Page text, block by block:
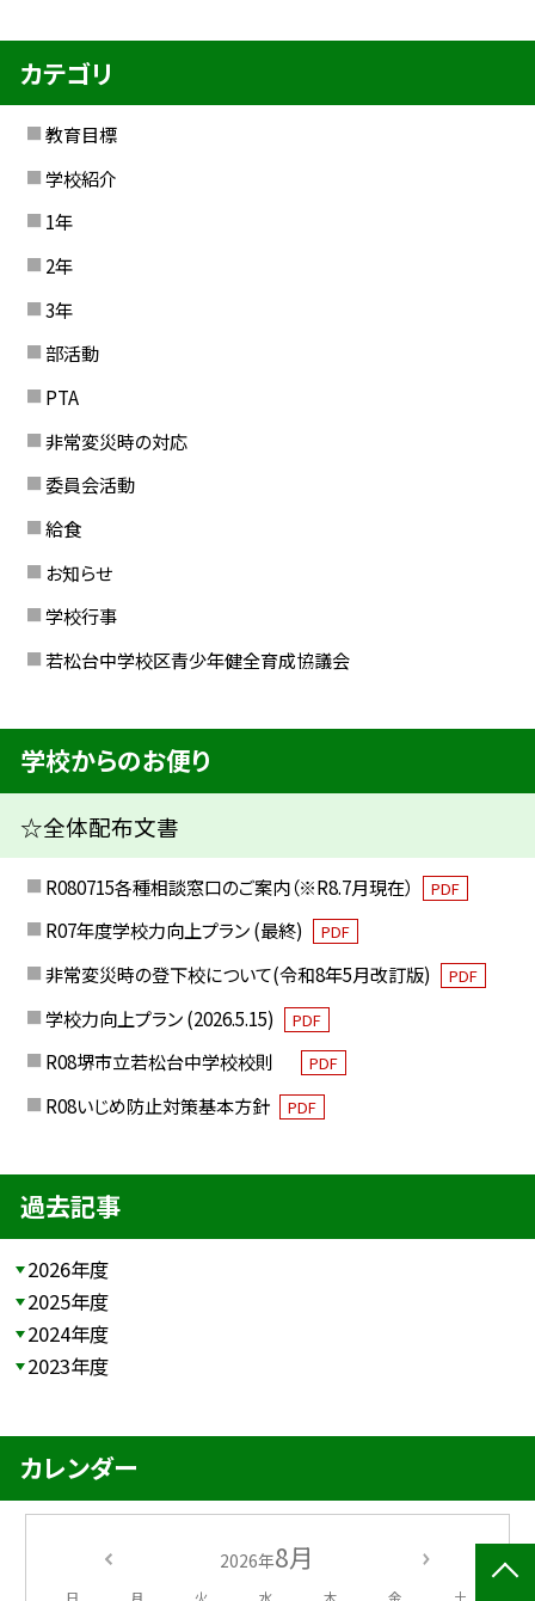
カテゴリ
教育目標
学校紹介
1年
2年
3年
部活動
PTA
非常変災時の対応
委員会活動
給食
お知らせ
学校行事
若松台中学校区青少年健全育成協議会
学校からのお便り
☆全体配布文書
R080715各種相談窓口のご案内（※R8.7月現在） PDF
R07年度学校力向上プラン (最終) PDF
非常変災時の登下校について(令和8年5月改訂版) PDF
学校力向上プラン (2026.5.15) PDF
R08堺市立若松台中学校校則 PDF
R08いじめ防止対策基本方針 PDF
過去記事
2026年度
2025年度
2024年度
2023年度
カレンダー
2026年8月
日 月 火 水 木 金 土